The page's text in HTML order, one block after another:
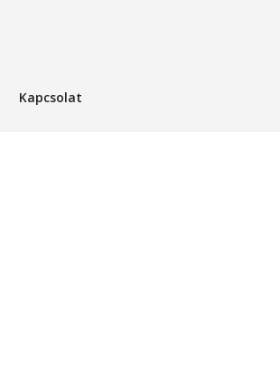
Kapcsolat